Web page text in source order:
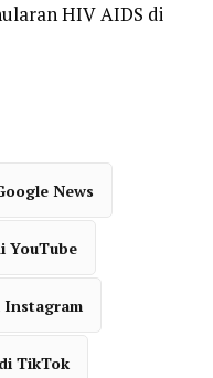
HIV AIDS di
News
YouTube
TikTok